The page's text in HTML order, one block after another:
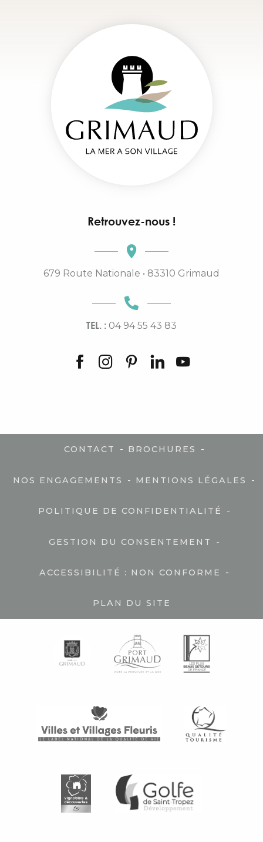
Retrouvez-nous !
679 Route Nationale • 83310 Grimaud
TEL. : 04 94 55 43 83
CONTACT - BROCHURES -
NOS ENGAGEMENTS - MENTIONS LÉGALES -
POLITIQUE DE CONFIDENTIALITÉ -
GESTION DU CONSENTEMENT -
ACCESSIBILITÉ : NON CONFORME -
PLAN DU SITE